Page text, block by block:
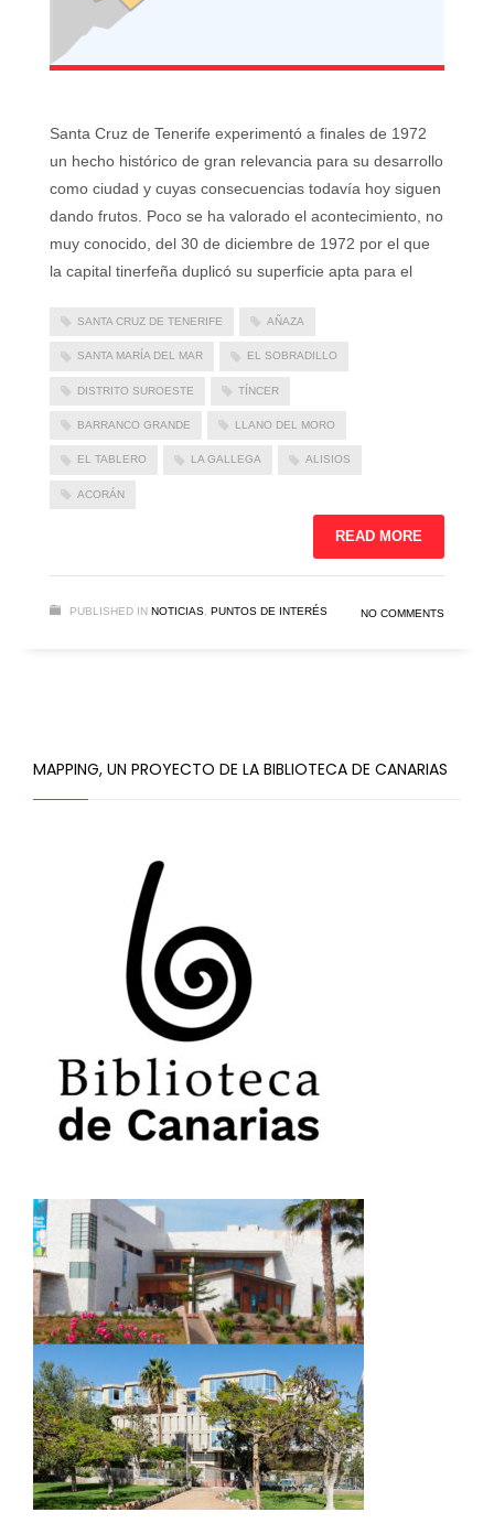
Santa Cruz de Tenerife experimentó a finales de 1972
un hecho histórico de gran relevancia para su desarrollo
como ciudad y cuyas consecuencias todavía hoy siguen
dando frutos. Poco se ha valorado el acontecimiento, no
muy conocido, del 30 de diciembre de 1972 por el que
la capital tinerfeña duplicó su superficie apta para el
SANTA CRUZ DE TENERIFE AÑAZA
SANTA MARÍA DEL MAR EL SOBRADILLO
DISTRITO SUROESTE TÍNCER
BARRANCO GRANDE LLANO DEL MORO
EL TABLERO LA GALLEGA ALISIOS
ACORÁN
READ MORE
PUBLISHED IN NOTICIAS PUNTOS DE INTERÉS NO COMMENTS
MAPPING, UN PROYECTO DE LA BIBLIOTECA DE CANARIAS